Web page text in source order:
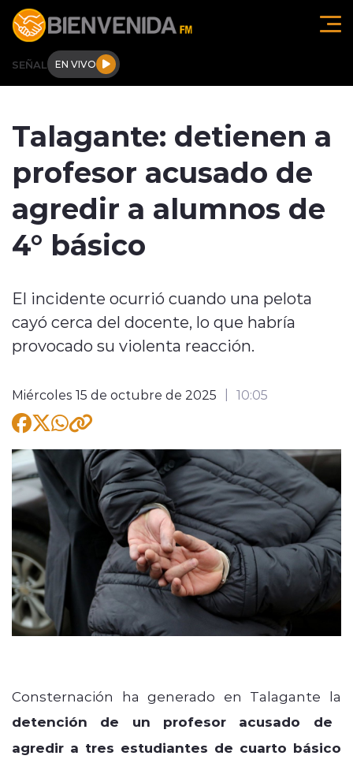
Click acá para ir directamente al contenido
SEÑAL EN VIVO
Actualidad
Regionales
Tendencias
Deportes
Entrevistas
modo claro
Talagante: detienen a
profesor acusado de
agredir a alumnos de
4° básico
El incidente ocurrió cuando una pelota
cayó cerca del docente, lo que habría
provocado su violenta reacción.
Miércoles 15 de octubre de 2025 10:05
Consternación ha generado en Talagante la
detención de un profesor acusado de
agredir a tres estudiantes de cuarto básico